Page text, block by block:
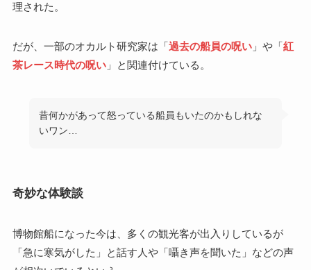
理された。
だが、一部のオカルト研究家は「過去の船員の呪い」や「紅
茶レース時代の呪い」と関連付けている。
昔何かがあって怒っている船員もいたのかもしれな
いワン…
奇妙な体験談
博物館船になった今は、多くの観光客が出入りしているが
「急に寒気がした」と話す人や「囁き声を聞いた」などの声